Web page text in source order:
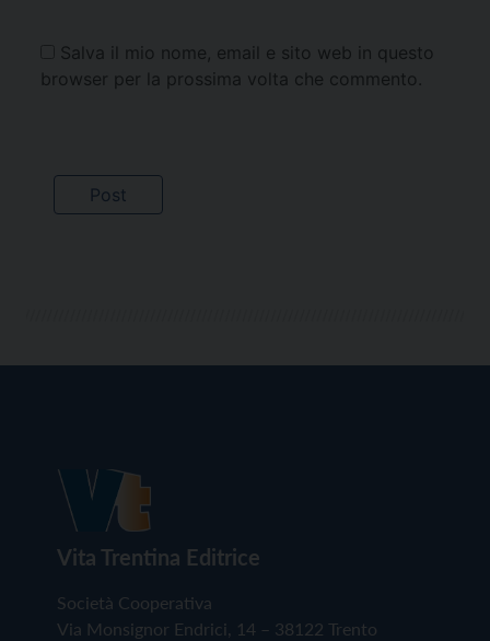
Salva il mio nome, email e sito web in questo
browser per la prossima volta che commento.
Vita Trentina Editrice
Società Cooperativa
Via Monsignor Endrici, 14 – 38122 Trento